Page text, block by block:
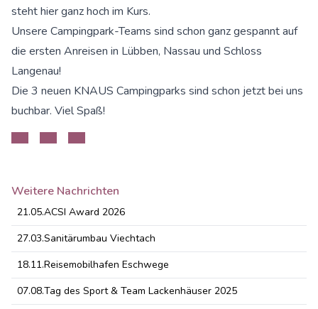
steht hier ganz hoch im Kurs.
Unsere Campingpark-Teams sind schon ganz gespannt auf
die ersten Anreisen in Lübben, Nassau und Schloss
Langenau!
Die 3 neuen KNAUS Campingparks sind schon jetzt bei uns
buchbar. Viel Spaß!
Weitere Nachrichten
21.05.ACSI Award 2026
27.03.Sanitärumbau Viechtach
18.11.Reisemobilhafen Eschwege
07.08.Tag des Sport & Team Lackenhäuser 2025